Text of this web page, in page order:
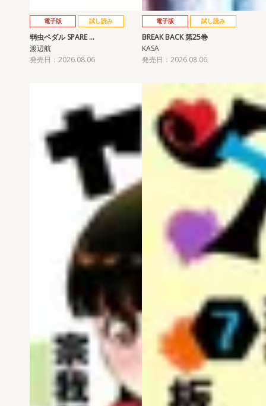
電子版 試し読み
弱虫ペダル SPARE …
渡辺航
発売日：2026.08.06
電子版 試し読み
BREAK BACK 第25巻
KASA
発売日：2026.08.06